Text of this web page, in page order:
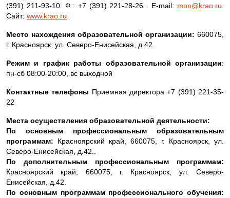
(391) 211-93-10. Ф.: +7 (391) 221-28-26 . E-mail: mon@krao.ru
Сайт: www.krao.ru
Место нахождения образовательной организации: 660075,
г. Красноярск, ул. Северо-Енисейская, д.42.
Режим и график работы образовательной организации:
пн-сб 08:00-20:00, вс выходной
Контактные телефоны Приемная директора +7 (391) 221-35-
22
Места осуществления образовательной деятельности:
По основным профессиональным образовательным
программам: Красноярский край, 660075, г. Красноярск, ул.
Северо-Енисейская, д.42..
По дополнительным профессиональным программам:
Красноярский край, 660075, г. Красноярск, ул. Северо-
Енисейская, д.42.
По основным программам профессионального обучения: